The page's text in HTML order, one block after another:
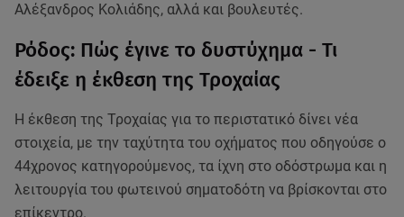
Αλέξανδρος Κολιάδης, αλλά και βουλευτές.
Ρόδος: Πώς έγινε το δυστύχημα - Τι
έδειξε η έκθεση της Τροχαίας
Η έκθεση της Τροχαίας για το περιστατικό δίνει νέα
στοιχεία, με την ταχύτητα του οχήματος που οδηγούσε ο
44χρονος κατηγορούμενος, τα ίχνη στο οδόστρωμα και η
λειτουργία του φωτεινού σηματοδότη να βρίσκονται στο
επίκεντρο.